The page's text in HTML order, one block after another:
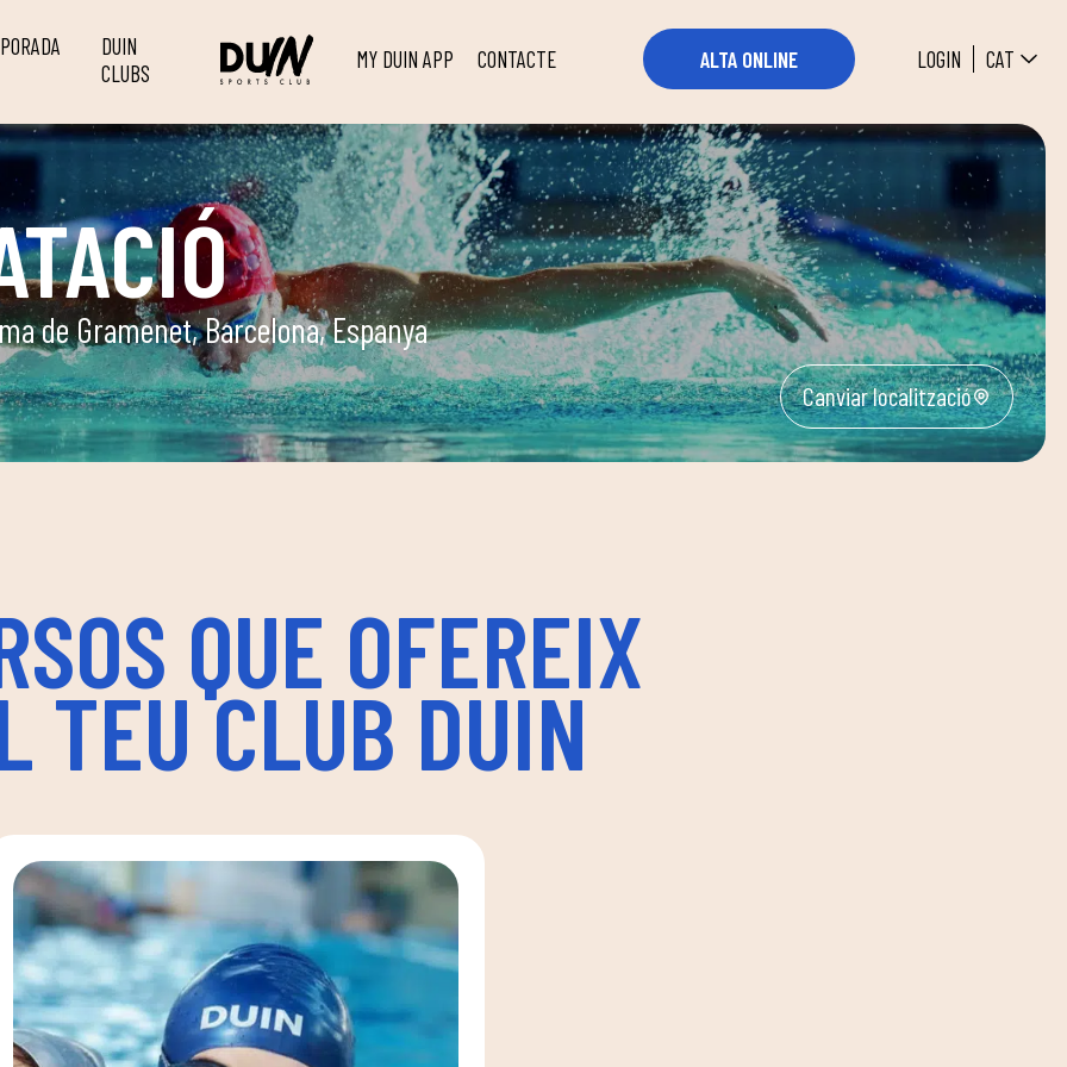
DUIN
CLUBS
MY DUIN APP CONTACTE ALTA ONLINE LOGIN CAT
de Gramenet, Barcelona, Espanya
Canviar localització
QUE OFEREIX
TEU CLUB DUIN